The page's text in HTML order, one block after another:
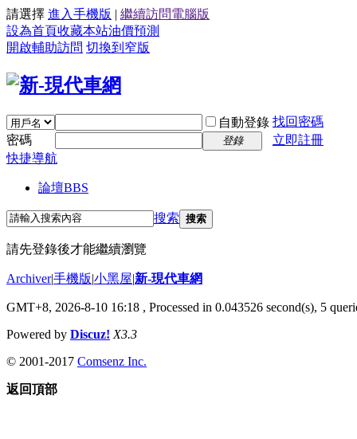
請選擇 進入手機版 | 繼續訪問電腦版
設為首頁收藏本站油價預測
開啟輔助訪問 切換到窄版
自動登錄 找回密碼
密碼
登錄
立即註冊
快捷導航
論壇BBS
搜索 搜索
請先登錄後才能繼續瀏覽
Archiver|手機版|小黑屋|新-現代車網
GMT+8, 2026-8-10 16:18 , Processed in 0.043526 second(s), 5
Powered by Discuz! X3.3
© 2001-2017 Comsenz Inc.
返回頂部